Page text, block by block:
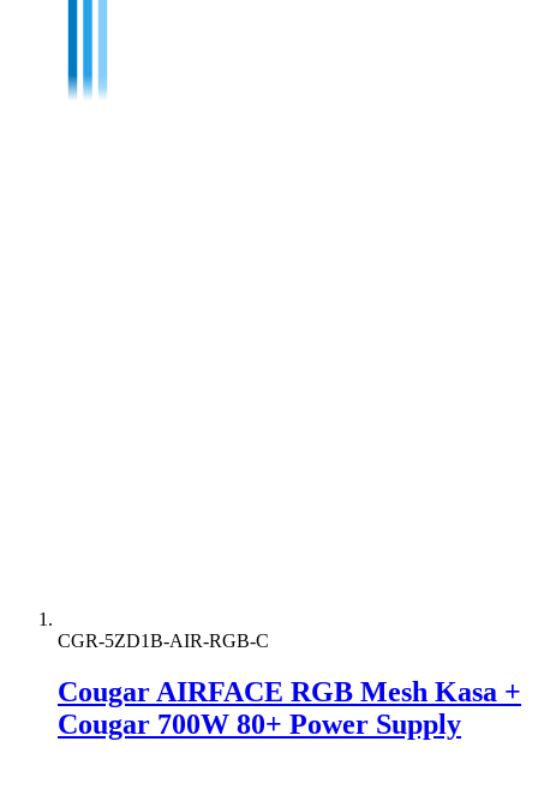
CGR-5ZD1B-AIR-RGB-C
Cougar AIRFACE RGB Mesh Kasa +
Cougar 700W 80+ Power Supply